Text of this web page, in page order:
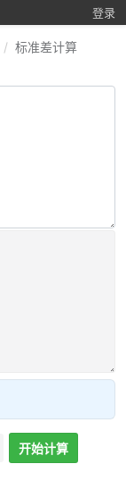
登录
标准差计算
开始计算